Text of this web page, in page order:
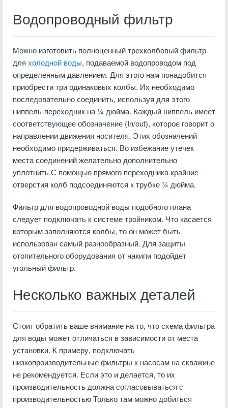
Водопроводный фильтр
Можно изготовить полноценный трехколбовый фильтр
для холодной воды, подаваемой водопроводом под
определенным давлением. Для этого нам понадобится
приобрести три одинаковых колбы. Их необходимо
последовательно соединить, используя для этого
ниппель-переходник на ¼ дюйма. Каждый ниппель имеет
соответствующее обозначение (In/out), которое говорит о
направлении движения носителя. Этих обозначений
необходимо придерживаться. Во избежание утечек
места соединений желательно дополнительно
уплотнить.С помощью прямого переходника крайние
отверстия колб подсоединяются к трубке ¼ дюйма.
Фильтр для водопроводной воды подобного плана
следует подключать к системе тройником. Что касается
которым заполняются колбы, то он может быть
использован самый разнообразный. Для защиты
отопительного оборудования от накипи подойдет
угольный фильтр.
Несколько важных деталей
Стоит обратить ваше внимание на то, что схема фильтра
для воды может отличаться в зависимости от места
установки. К примеру, подключать
низкопроизводительные фильтры к насосам на скважине
не рекомендуется. Если это и делается, то их
производительность должна согласовываться с
производительностью Только там можно добиться